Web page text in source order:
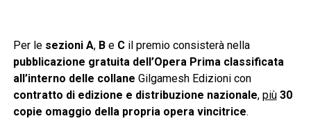
Per le sezioni A,B e Cil premio consisterà nella
pubblicazione gratuita dell’Opera Prima classificata
all’interno delle collane Gilgamesh Edizioni con
contratto di edizione e distribuzione nazionale, più 30
copie omaggio della propria opera vincitrice.